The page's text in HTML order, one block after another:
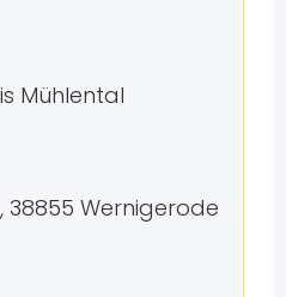
Mühlental
38855 Wernigerode